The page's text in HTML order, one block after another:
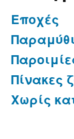
Εποχές
Πίνακες
Χωρίς